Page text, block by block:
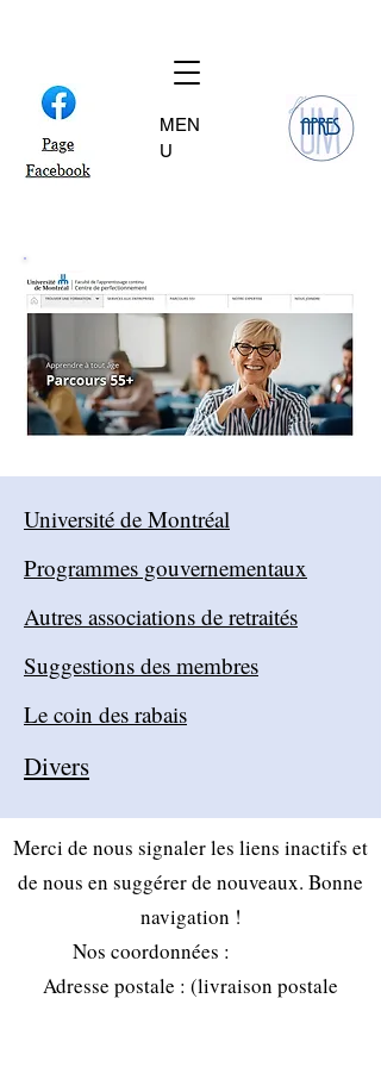
MEN
U
Université de Montréal
Programmes gouvernementaux
Autres associations de retraités
Suggestions des membres
Le coin des rabais
Divers
Merci de nous signaler les liens inactifs et
de nous en suggérer de nouveaux. Bonne
navigation !
Nos coordonnées :
Adresse postale : (livraison postale